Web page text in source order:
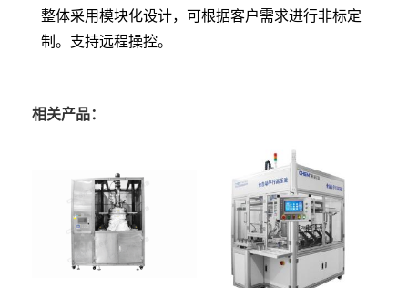
整体采用模块化设计，可根据客户需求进行非标定
制。支持远程操控。
相关产品：